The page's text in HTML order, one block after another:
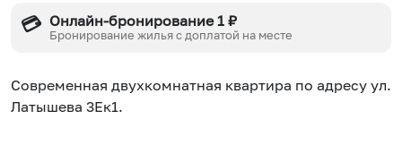
💳 Онлайн-бронирование 1 ₽
Бронирование жилья с доплатой на месте
Современная двухкомнатная квартира по адресу ул.
Латышева 3Ек1.